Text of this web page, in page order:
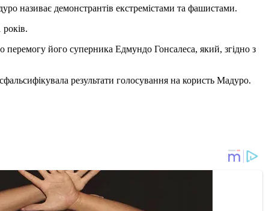
називає демонстрантів екстремістами та фашистами.
його суперника Едмундо Гонсалеса, який, згідно з
результати голосування на користь Мадуро.